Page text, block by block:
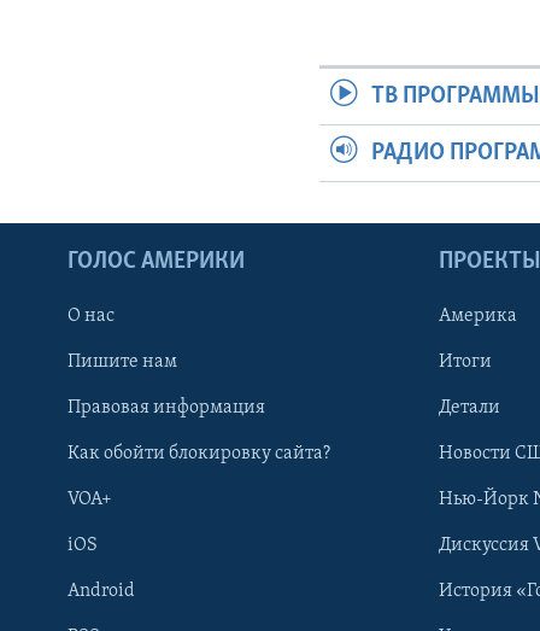
ТВ ПРОГРАММЫ
РАДИО
ГОЛОС АМЕРИКИ
О нас
Пишите нам
Правовая информация
Как обойти блокировку сайта?
VOA+
iOS
Android
ПРОЕКТЫ
Америка
Итоги
Детали
Новости
Нью-Йорк
Дискуссия
История